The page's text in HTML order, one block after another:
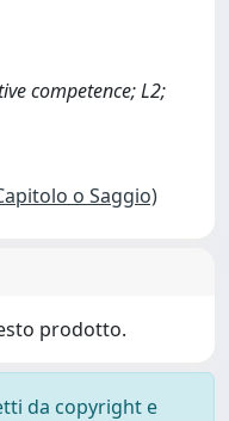
competence; L2;
o Saggio)
prodotto.
da copyright e